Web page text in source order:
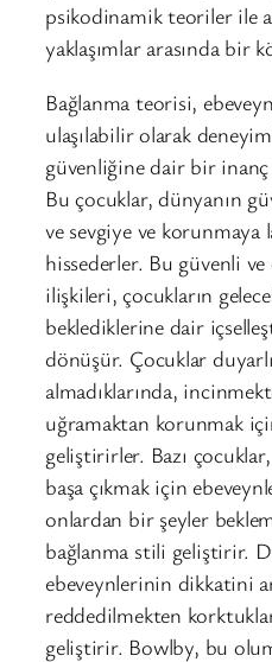
psikodinamik teoriler ile
yaklaşımlar arasında bir
Bağlanma teorisi,
ulaşılabilir olarak
güvenliğine dair bir
Bu çocuklar, dünyanın
ve sevgiye ve korunmaya
hissederler. Bu güvenli
ilişkileri, çocukların
beklediklerine dair
dönüşür. Çocuklar
almadıklarında,
uğramaktan korunmak
geliştirirler. Bazı
başa çıkmak için
onlardan bir şeyler
bağlanma stili geliştirir.
ebeveynlerinin dikkatini
reddedilmekten
geliştirir. Bowlby, bu